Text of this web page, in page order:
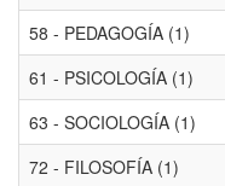
58 - PEDAGOGÍA (1)
61 - PSICOLOGÍA (1)
63 - SOCIOLOGÍA (1)
72 - FILOSOFÍA (1)